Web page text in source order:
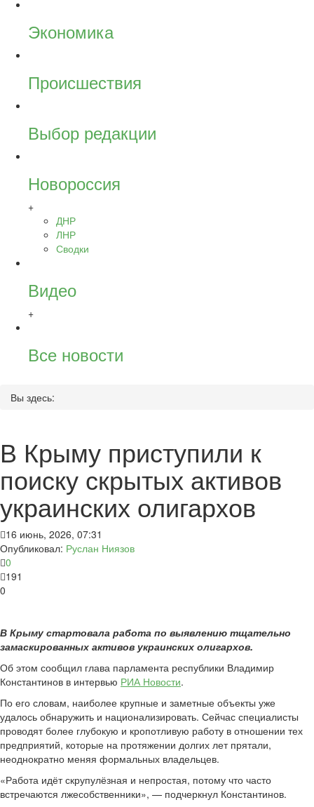
Экономика
Происшествия
Выбор редакции
Новороссия
+
ДНР
ЛНР
Сводки
Видео
+
Все новости
Вы здесь:
В Крыму приступили к
поиску скрытых активов
украинских олигархов
16 июнь, 2026, 07:31
Опубликовал: Руслан Ниязов
0
191
0
В Крыму стартовала работа по выявлению тщательно
замаскированных активов украинских олигархов.
Об этом сообщил глава парламента республики Владимир
Константинов в интервью РИА Новости.
По его словам, наиболее крупные и заметные объекты уже
удалось обнаружить и национализировать. Сейчас специалисты
проводят более глубокую и кропотливую работу в отношении тех
предприятий, которые на протяжении долгих лет прятали,
неоднократно меняя формальных владельцев.
«Работа идёт скрупулёзная и непростая, потому что часто
встречаются лжесобственники», — подчеркнул Константинов.